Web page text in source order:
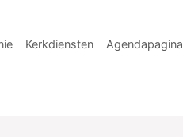
Kerkdiensten Agendapagina